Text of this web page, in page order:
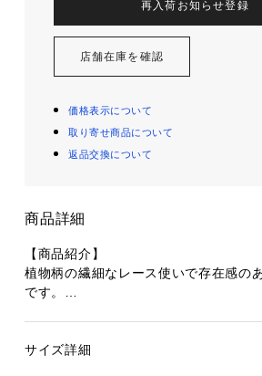
再入荷お知らせ登録
店舗在庫を確認
価格表示について
取り寄せ商品について
返品交換について
商品詳細
【商品紹介】
植物柄の繊細なレース使いで存在感の
です。
透け感を楽しめるチュールレースのカ
性別：レディース
サイズ詳細